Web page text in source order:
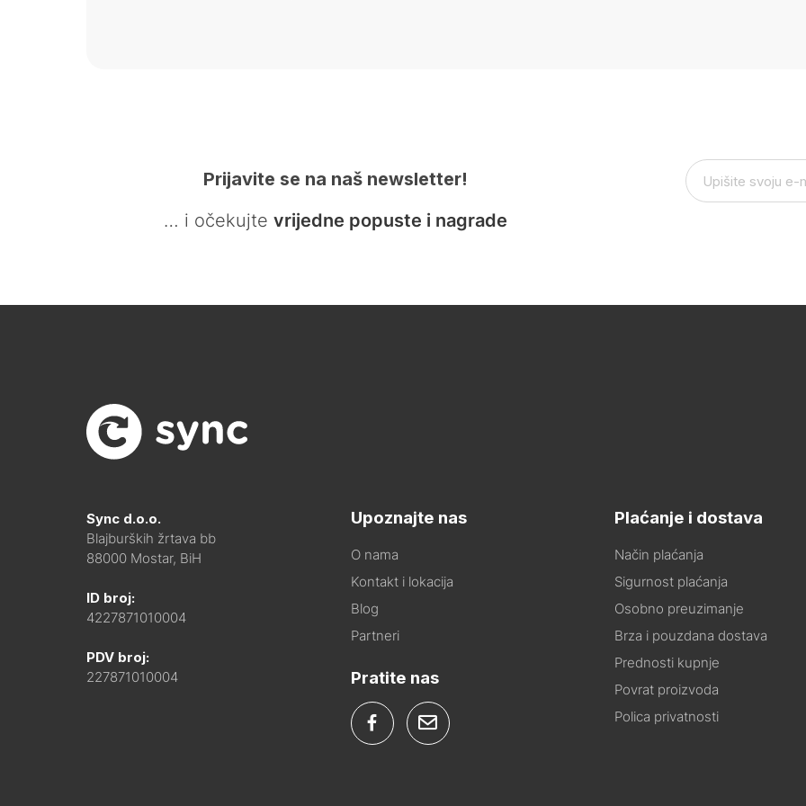
Prijavite se na naš newsletter!
… i očekujte vrijedne popuste i nagrade
Sync d.o.o.
Blajburških žrtava bb
88000 Mostar, BiH
ID broj:
4227871010004
PDV broj:
227871010004
Upoznajte nas
O nama
Kontakt i lokacija
Blog
Partneri
Pratite nas
Plaćanje i dostava
Način plaćanja
Sigurnost plaćanja
Osobno preuzimanje
Brza i pouzdana dostava
Prednosti kupnje
Povrat proizvoda
Polica privatnosti